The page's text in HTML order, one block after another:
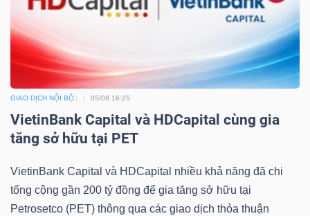
GIAO DỊCH NỘI BỘ 05/08 16:25
VietinBank Capital và HDCapital cùng gia
tăng sở hữu tại PET
VietinBank Capital và HDCapital nhiều khả năng đã chi
tổng cộng gần 200 tỷ đồng để gia tăng sở hữu tại
Petrosetco (PET) thông qua các giao dịch thỏa thuận